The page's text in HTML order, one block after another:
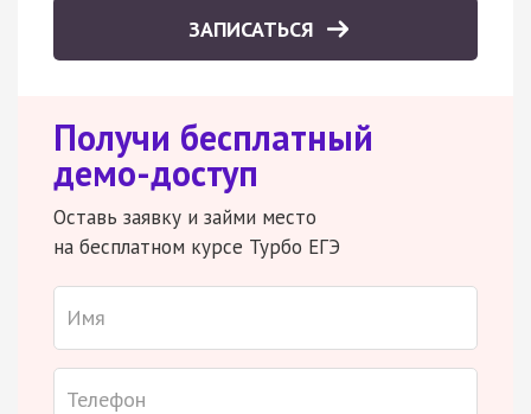
ЗАПИСАТЬСЯ
Получи бесплатный
демо-доступ
Оставь заявку и займи место
на бесплатном курсе Турбо ЕГЭ